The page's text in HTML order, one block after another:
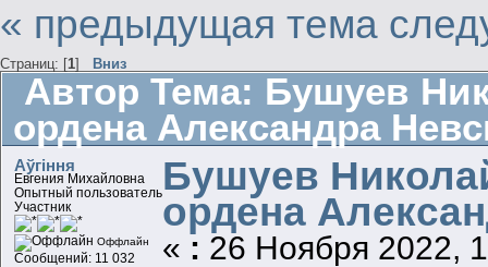
« предыдущая тема
Страниц: [1] Вниз
Автор Тема: Бушуев
ордена Александра
Aўгiння
Евгения Михайловна
Опытный пользователь
Участник
Оффлайн
Сообщений: 11 032
Бушуев
ордена
« : 26 Ноября 2022,